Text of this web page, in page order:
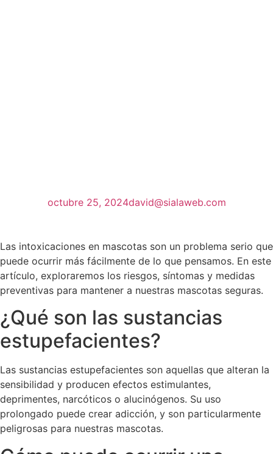
octubre 25, 2024david@sialaweb.com
Las intoxicaciones en mascotas son un problema serio que
puede ocurrir más fácilmente de lo que pensamos. En este
artículo, exploraremos los riesgos, síntomas y medidas
preventivas para mantener a nuestras mascotas seguras.
¿Qué son las sustancias
estupefacientes?
Las sustancias estupefacientes son aquellas que alteran la
sensibilidad y producen efectos estimulantes,
deprimentes, narcóticos o alucinógenos. Su uso
prolongado puede crear adicción, y son particularmente
peligrosas para nuestras mascotas.